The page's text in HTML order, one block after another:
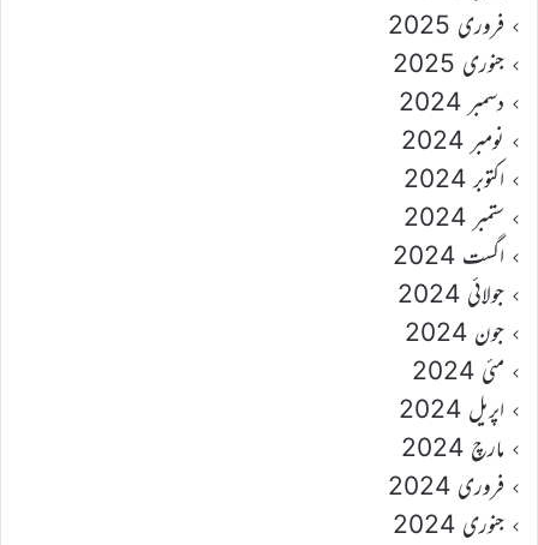
فروری 2025
جنوری 2025
دسمبر 2024
نومبر 2024
اکتوبر 2024
ستمبر 2024
اگست 2024
جولائی 2024
جون 2024
مئی 2024
اپریل 2024
مارچ 2024
فروری 2024
جنوری 2024